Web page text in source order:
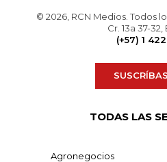
© 2026, RCN Medios. Todos
Cr. 13a 37-
(+57) 1
TODAS LAS
Agronegocios